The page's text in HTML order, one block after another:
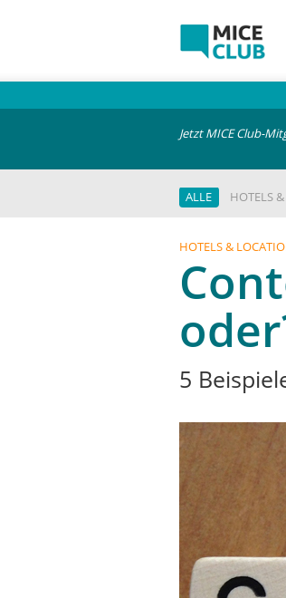
Jetzt MICE Club-
ALLE HOTELS
HOTELS &
5